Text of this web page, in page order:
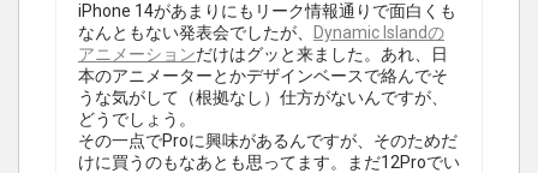
iPhone 14があまりにもリーク情報通りで面白くも
なんともない発表会でしたが、
Dynamic Islandの
アニメーションだけはグッと来ました。あれ、日
本のアニメーターとかデザインベースで絡んでそ
うな気がして（根拠なし）仕方がないんですが、
どうでしょう。
その一点でProに興味があるんですが、そのためだ
けに買うのもなあとも思ってます。まだ12Proでい